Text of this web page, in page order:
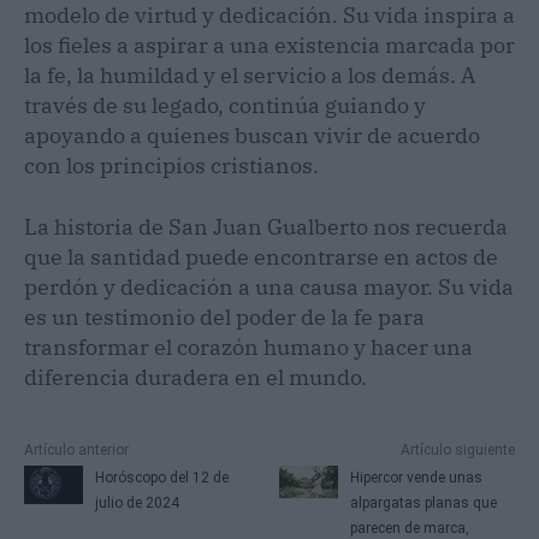
modelo de virtud y dedicación. Su vida inspira a
los fieles a aspirar a una existencia marcada por
la fe, la humildad y el servicio a los demás. A
través de su legado, continúa guiando y
apoyando a quienes buscan vivir de acuerdo
con los principios cristianos.
La historia de San Juan Gualberto nos recuerda
que la santidad puede encontrarse en actos de
perdón y dedicación a una causa mayor. Su vida
es un testimonio del poder de la fe para
transformar el corazón humano y hacer una
diferencia duradera en el mundo.
Artículo anterior
Horóscopo del 12 de
julio de 2024
Artículo siguiente
Hipercor vende unas
alpargatas planas que
parecen de marca,